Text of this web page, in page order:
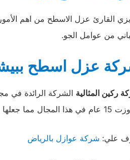
القارئ عزل الاسطح من اهم
من عوامل الجو.
عزل اسطح
ركين المثالية الشركة الرائدة في
جعلها الشركة الرائدة في مجالها.
علي: شركة عوازل بالرياض